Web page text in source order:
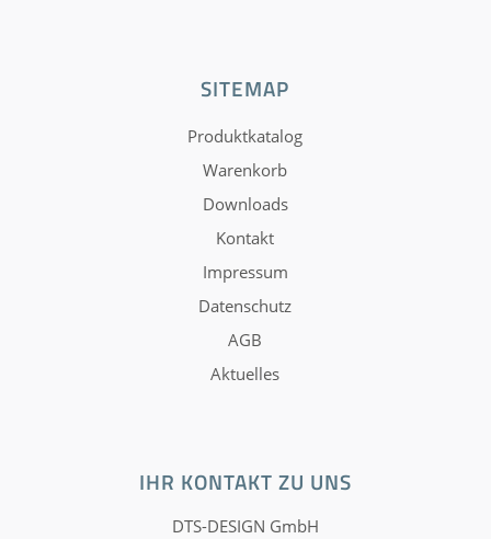
SITEMAP
Produktkatalog
Warenkorb
Downloads
Kontakt
Impressum
Datenschutz
AGB
Aktuelles
IHR KONTAKT ZU UNS
DTS-DESIGN GmbH